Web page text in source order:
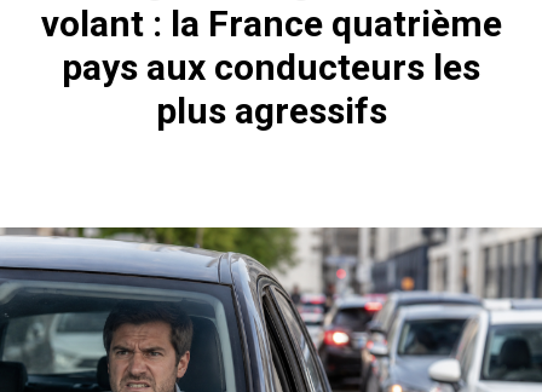
volant : la France quatrième
pays aux conducteurs les
plus agressifs